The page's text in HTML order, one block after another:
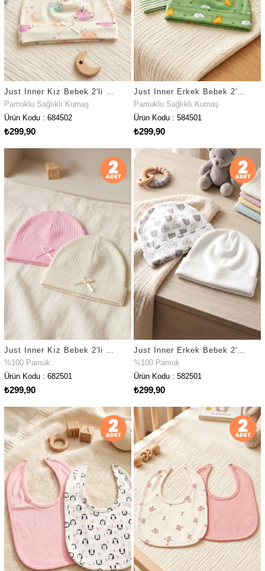
Just Inner Kız Bebek 2'li Pamuklu Bere Ayışığı Desenli Esnek ve Konforlu (684502)
Pamuklu Sağlıklı Kumaş
Ürün Kodu : 684502
₺299,90
Just Inner Erkek Bebek 2'li Pamuklu Bere Safari ve Çizgili Desenli Esnek ve Konforlu (584501)
Pamuklu Sağlıklı Kumaş
Ürün Kodu : 584501
₺299,90
%100 Pamuk
Ürün Kodu : 682501
₺299,90
%100 Pamuk
Ürün Kodu : 582501
₺299,90